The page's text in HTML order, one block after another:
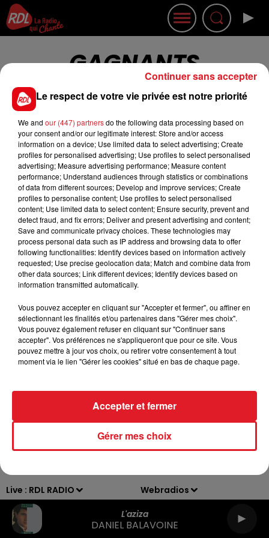
Live : RDL RADIO
Webradios
L'aziza
DANIEL BALAVOINE
GAGNANTS
ACTUS RADIO
MÉDIAS
PRONOSTICS
JEUX ANNONCEURS
Contacts Mentions Légales
Recrutement
Archives 2026 2025 2024 2023
Le respect de votre vie privée est notre priorité
We and our (447) partnersdo the following data processing based on
your consent and/or our legitimate interest: Store and/or access
information on a device; Use limited data to select advertising; Create
profiles for personalised advertising; Use profiles to select personalised
advertising; Measure advertising performance; Measure content
performance; Understand audiences through statistics or combinations
of data from different sources; Develop and improve services; Create
profiles to personalise content; Use profiles to select personalised
content; Use limited data to select content; Ensure security, prevent and
detect fraud, and fix errors; Deliver and present advertising and content;
Save and communicate privacy choices. These technologies may
process personal data such as IP address and browsing data to offer
following functionalities: Identify devices based on information actively
requested; Use precise geolocation data; Match and combine data from
other data sources; Link different devices; Identify devices based on
information transmitted automatically.
Vous pouvez accepter en cliquant sur "Accepter et fermer", ou affiner en
sélectionnant les finalités et/ou partenaires dans "Gérer mes choix".
Vous pouvez également refuser en cliquant sur "Continuer sans
accepter". Vos préférences ne s'appliqueront que pour ce site. Vous
pouvez mettre à jour vos choix, ou retirer votre consentement à tout
moment via le lien "Gérer les cookies" situé en bas de chaque page.
Gérer mes choix
Accepter et fermer
Continuer sans accepter